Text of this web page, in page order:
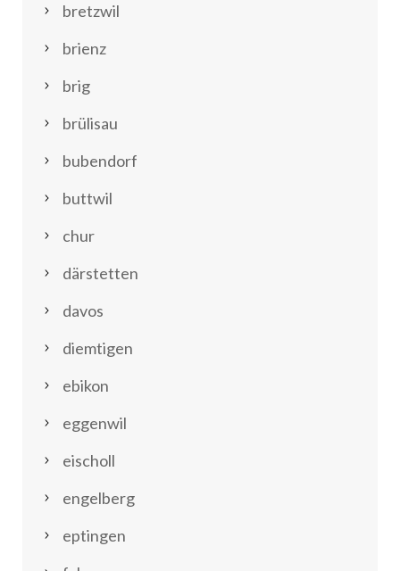
bretzwil
brienz
brig
brülisau
bubendorf
buttwil
chur
därstetten
davos
diemtigen
ebikon
eggenwil
eischoll
engelberg
eptingen